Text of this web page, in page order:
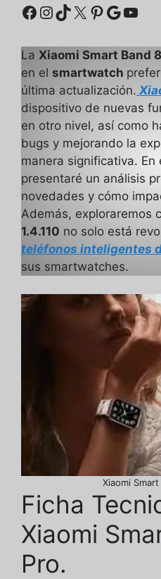
Facebook
Instagram
TikTok
X Pinterest
Google
La Xiaomi Smart Band
en el smartwatch
última actualización.
dispositivo de nuevas
en otro nivel, así como
bugs y mejorando la
manera significativa.
presentaré un análisis
novedades y cómo
Además, exploraremos
1.4.110 no solo está
teléfonos inteligentes
sus smartwatches.
Xiaomi
Ficha
Xiaomi
Pro.